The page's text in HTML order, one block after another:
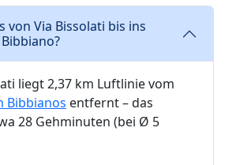
von Via Bissolati bis ins
liegt 2,37 km Luftlinie vom
Bibbianos entfernt – das
28 Gehminuten (bei Ø 5